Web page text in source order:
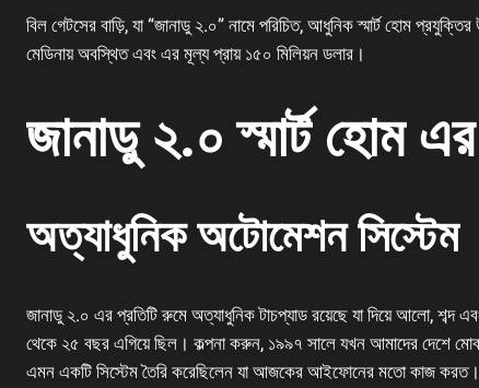
বিল গেটসের বাড়ি, যা “জানাডু ২.০” নামে পরিচিত, আধুনিক স্মার্ট হোম
মেডিনায় অবস্থিত এবং এর মূল্য প্রায় ১৫০ মিলিয়ন ডলার।
জানাডু ২.০ স্মার্ট হোম
অত্যাধুনিক অটোমেশন সিস্টেম
জানাডু ২.০ এর প্রতিটি রুমে অত্যাধুনিক টাচপ্যাড রয়েছে যা দিয়ে আলো, শব্দ
থেকে ২৫ বছর এগিয়ে ছিল। কল্পনা করুন, ১৯৯৭ সালে যখন আমাদের দেশে
এমন একটি সিস্টেম তৈরি করেছিলেন যা আজকের আইফোনের মতো কাজ করত।